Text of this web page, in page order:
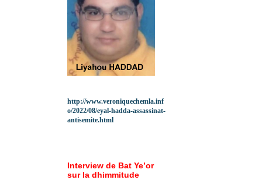
http://www.veroniquechemla.inf
o/2022/08/eyal-hadda-assassinat-
antisemite.html
Interview de Bat Ye’or
sur la dhimmitude